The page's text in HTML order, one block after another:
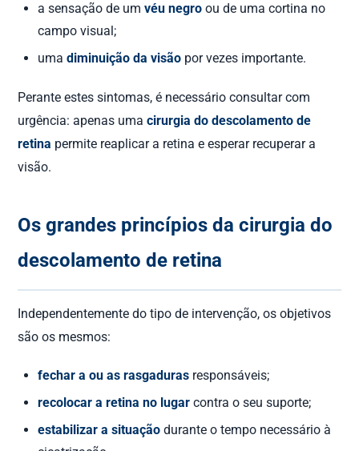
a sensação de umvéu negro ou de uma cortina no
campo visual;
umadiminuição da visão por vezes importante.
Perante estes sintomas, é necessário consultar com
urgência: apenas umacirurgia do descolamento de
retina permite reaplicar a retina e esperar recuperar a
visão.
Os grandes princípios da cirurgia do
descolamento de retina
Independentemente do tipo de intervenção, os objetivos
são os mesmos:
fechar a ou as rasgaduras responsáveis;
recolocar a retina no lugar contra o seu suporte;
estabilizar a situação durante o tempo necessário à